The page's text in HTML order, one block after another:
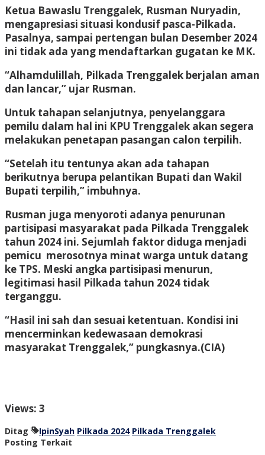
Ketua Bawaslu Trenggalek, Rusman Nuryadin,
mengapresiasi situasi kondusif pasca-Pilkada.
Pasalnya, sampai pertengan bulan Desember 2024
ini tidak ada yang mendaftarkan gugatan ke MK.
“Alhamdulillah, Pilkada Trenggalek berjalan aman
dan lancar,” ujar Rusman.
Untuk tahapan selanjutnya, penyelanggara
pemilu dalam hal ini KPU Trenggalek akan segera
melakukan penetapan pasangan calon terpilih.
“Setelah itu tentunya akan ada tahapan
berikutnya berupa pelantikan Bupati dan Wakil
Bupati terpilih,” imbuhnya.
Rusman juga menyoroti adanya penurunan
partisipasi masyarakat pada Pilkada Trenggalek
tahun 2024 ini. Sejumlah faktor diduga menjadi
pemicu merosotnya minat warga untuk datang
ke TPS. Meski angka partisipasi menurun,
legitimasi hasil Pilkada tahun 2024 tidak
terganggu.
“Hasil ini sah dan sesuai ketentuan. Kondisi ini
mencerminkan kedewasaan demokrasi
masyarakat Trenggalek,” pungkasnya.(CIA)
Views: 3
Ditag IpinSyah Pilkada 2024 Pilkada Trenggalek
Posting Terkait